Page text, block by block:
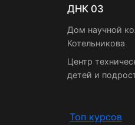
ДНК 03
Дом научной
Котельникова
Центр
детей и
Топ курсов